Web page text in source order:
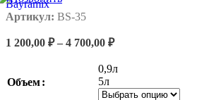
Артикул: BS-35
1 200,00 ₽ – 4 700,00 ₽Диапазон
1
–
Объем
0,9л
5л